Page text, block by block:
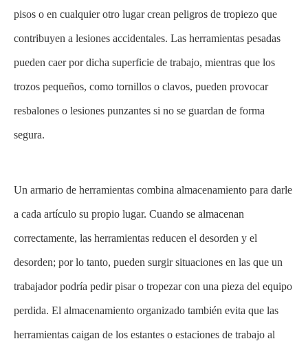
pisos o en cualquier otro lugar crean peligros de tropiezo que
contribuyen a lesiones accidentales. Las herramientas pesadas
pueden caer por dicha superficie de trabajo, mientras que los
trozos pequeños, como tornillos o clavos, pueden provocar
resbalones o lesiones punzantes si no se guardan de forma
segura.
Un armario de herramientas combina almacenamiento para darle
a cada artículo su propio lugar. Cuando se almacenan
correctamente, las herramientas reducen el desorden y el
desorden; por lo tanto, pueden surgir situaciones en las que un
trabajador podría pedir pisar o tropezar con una pieza del equipo
perdida. El almacenamiento organizado también evita que las
herramientas caigan de los estantes o estaciones de trabajo al